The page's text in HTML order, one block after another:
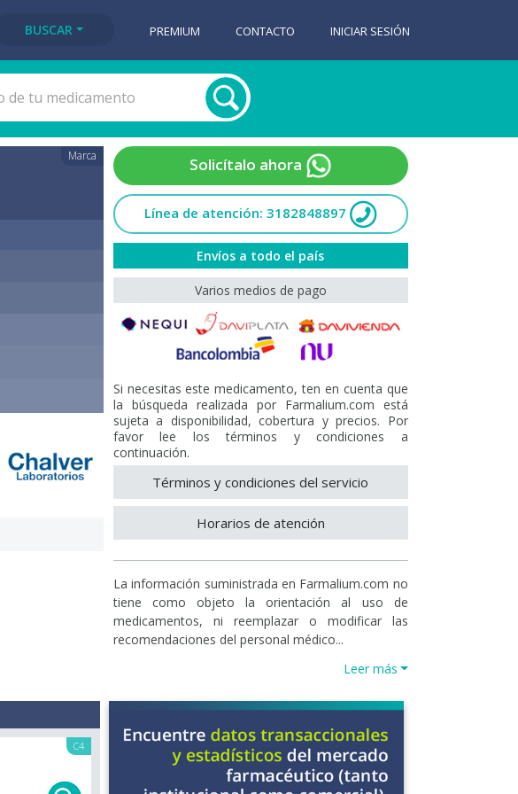
BUSCAR PREMIUM CONTACTO INICIAR SESIÓN
Marca Solicítalo ahora
Línea de atención: 3182848897
Envíos a todo el país
Varios medios de pago
Si necesitas este medicamento, ten en cuenta que
la búsqueda realizada por Farmalium.com está
sujeta a disponibilidad, cobertura y precios. Por
favor lee los términos y condiciones a
continuación.
Términos y condiciones del servicio
Horarios de atención
La información suministrada en Farmalium.com no
tiene como objeto la orientación al uso de
medicamentos, ni reemplazar o modificar las
recomendaciones del personal médico...
Leer más
C4